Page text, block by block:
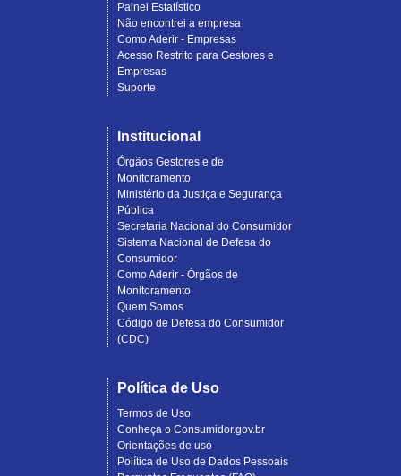
Painel Estatístico
Não encontrei a empresa
Como Aderir - Empresas
Acesso Restrito para Gestores e
Empresas
Suporte
Institucional
Órgãos Gestores e de
Monitoramento
Ministério da Justiça e Segurança
Pública
Secretaria Nacional do Consumidor
Sistema Nacional de Defesa do
Consumidor
Como Aderir - Órgãos de
Monitoramento
Quem Somos
Código de Defesa do Consumidor
(CDC)
Política de Uso
Termos de Uso
Conheça o Consumidor.gov.br
Orientações de uso
Política de Uso de Dados Pessoais